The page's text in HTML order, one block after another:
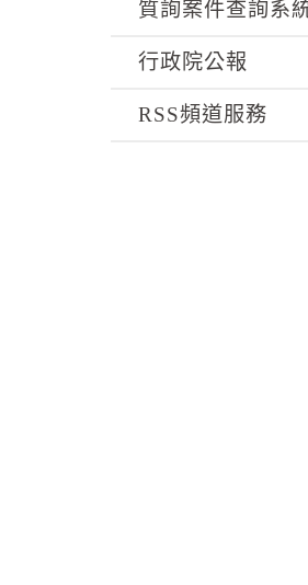
質詢案件查詢系
行政院公報
RSS頻道服務